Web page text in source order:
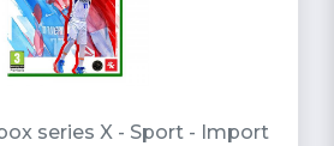
series X - Sport - Import